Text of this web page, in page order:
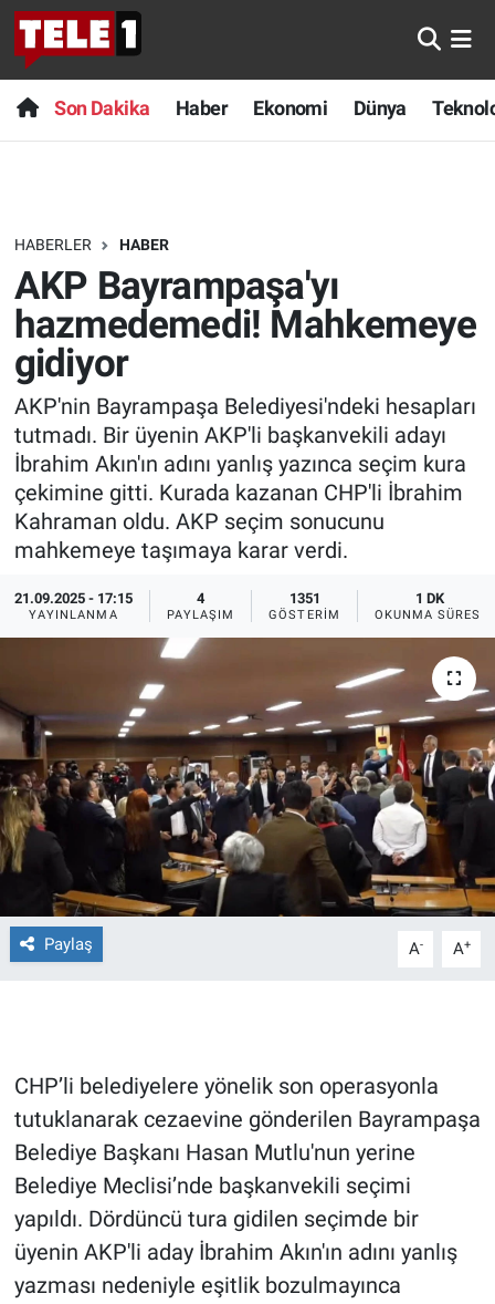
Son Dakika Haber Ekonomi Dünya
HABERLER HABER
AKP Bayrampaşa'yı
hazmedemedi! Mahkemeye
gidiyor
AKP'nin Bayrampaşa Belediyesi'ndeki hesapları
tutmadı. Bir üyenin AKP'li başkanvekili adayı
İbrahim Akın'ın adını yanlış yazınca seçim kura
çekimine gitti. Kurada kazanan CHP'li İbrahim
Kahraman oldu. AKP seçim sonucunu
mahkemeye taşımaya karar verdi.
21.09.2025 - 17:15
YAYINLANMA
4
PAYLAŞIM
1351
GÖSTERIM
1 DK
OKUNMA SÜRESI
Paylaş A- A+
CHP’li belediyelere yönelik son operasyonla
tutuklanarak cezaevine gönderilen Bayrampaşa
Belediye Başkanı Hasan Mutlu'nun yerine
Belediye Meclisi’nde başkanvekili seçimi
yapıldı. Dördüncü tura gidilen seçimde bir
üyenin AKP'li aday İbrahim Akın'ın adını yanlış
yazması nedeniyle eşitlik bozulmayınca
Anında Manşet
Başka Sohbetler
Bilim turu
Bilim ve Teknoloji Evreni
Doğa Konuşuyor
Dünya
Ege Saati
Ege'den Esintiler
Eğitim
Ekonomi
Forum
Gerçeğin İzinde
Gün Başlıyor
Gün Bitiyor
Günün görüntüsü
Haber
İlan
Son Dakika
Haber
Dünya
Teknoloji
Sağlık
Spor
Yayın Akışı
İletişim
Nöbetçi Eczaneler
Hava Durumu
Trafik Durumu
Süper Lig Puan Durumu ve Fikstür
Tüm Manşetler
Son Dakika Haberleri
Haber Arşivi